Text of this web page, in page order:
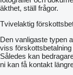
äkthet, ställ frågor.
Tvivelaktig
Den vanligaste typen
viss
Således kan
ni kan få kontakt